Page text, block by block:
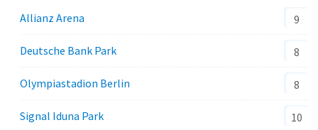
Allianz Arena 9
Deutsche Bank Park 8
Olympiastadion Berlin 8
Signal Iduna Park 10